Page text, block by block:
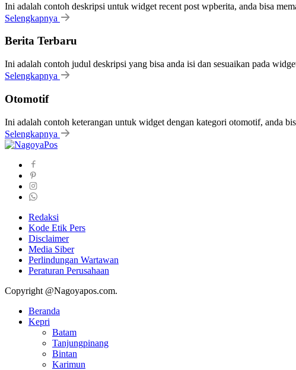
Ini adalah contoh deskripsi untuk widget recent post wpberita, anda bisa
Selengkapnya
Berita Terbaru
Ini adalah contoh judul deskripsi yang bisa anda isi dan sesuaikan pada
Selengkapnya
Otomotif
Ini adalah contoh keterangan untuk widget dengan kategori otomotif, anda
Selengkapnya
Redaksi
Kode Etik Pers
Disclaimer
Media Siber
Perlindungan Wartawan
Peraturan Perusahaan
Copyright @Nagoyapos.com.
Beranda
Kepri
Batam
Tanjungpinang
Bintan
Karimun